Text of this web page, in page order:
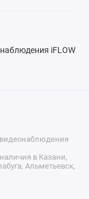
iFLOW
в Казани,
Альметьевск,